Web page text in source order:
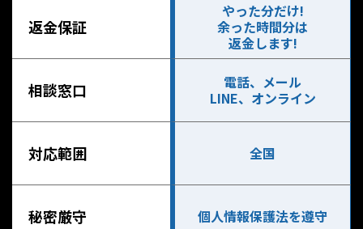
返金保証
やった分だけ!
余った時間分は
返金します!
相談窓口
電話、メール
LINE、オンライン
対応範囲 全国
秘密厳守 個人情報保護法を遵守